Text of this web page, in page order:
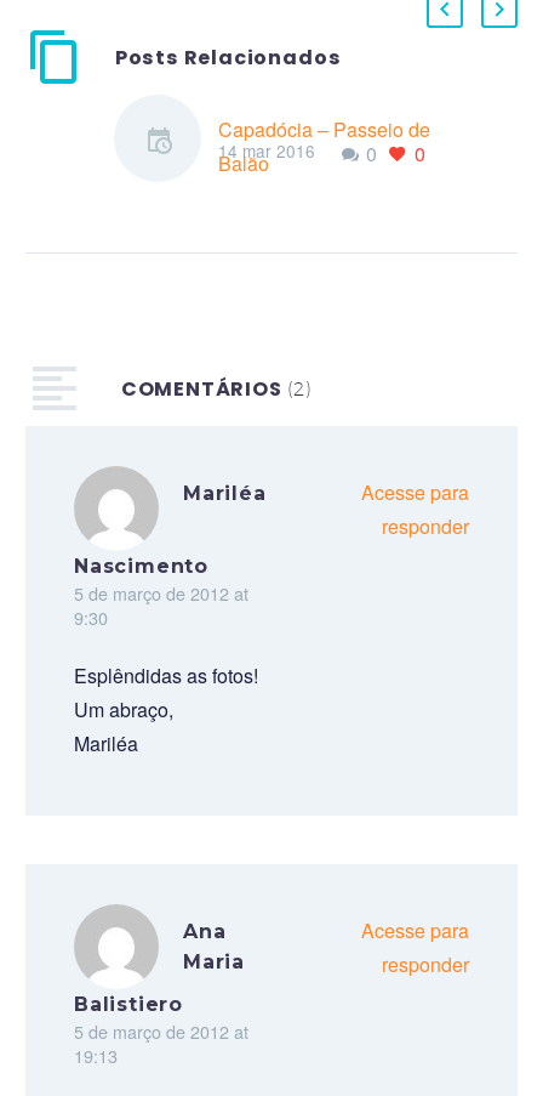
Posts Relacionados
Capadócia – Passeio de
Balão
0 0
14 mar 2016
COMENTÁRIOS (2)
Mariléa
Nascimento
5 de março de 2012 at
9:30
Acesse para
responder
Esplêndidas as fotos!
Um abraço,
Mariléa
Ana
Maria
Balistiero
5 de março de 2012 at
19:13
Acesse para
responder